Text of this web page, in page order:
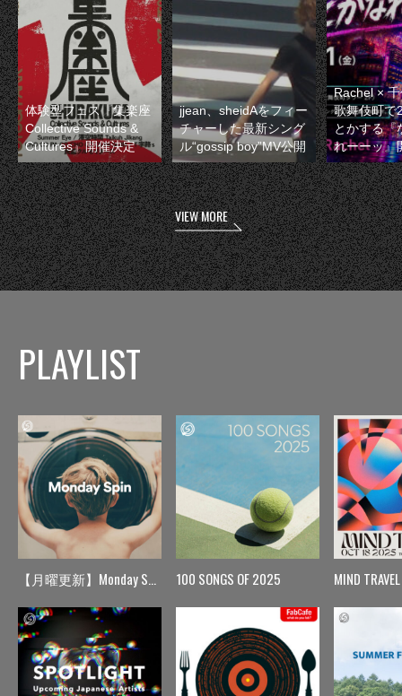
体験型フェス『集楽座
Collective Sounds &
Cultures』開催決定
jjean、sheidAをフィー
チャーした最新シング
ル“gossip boy”MV公開
Rachel ×
歌舞伎町で
とかする『
れーーッ』
VIEW MORE
PLAYLIST
【月曜更新】Monday Spin 100 SONGS OF 2025 MIND TRAVEL